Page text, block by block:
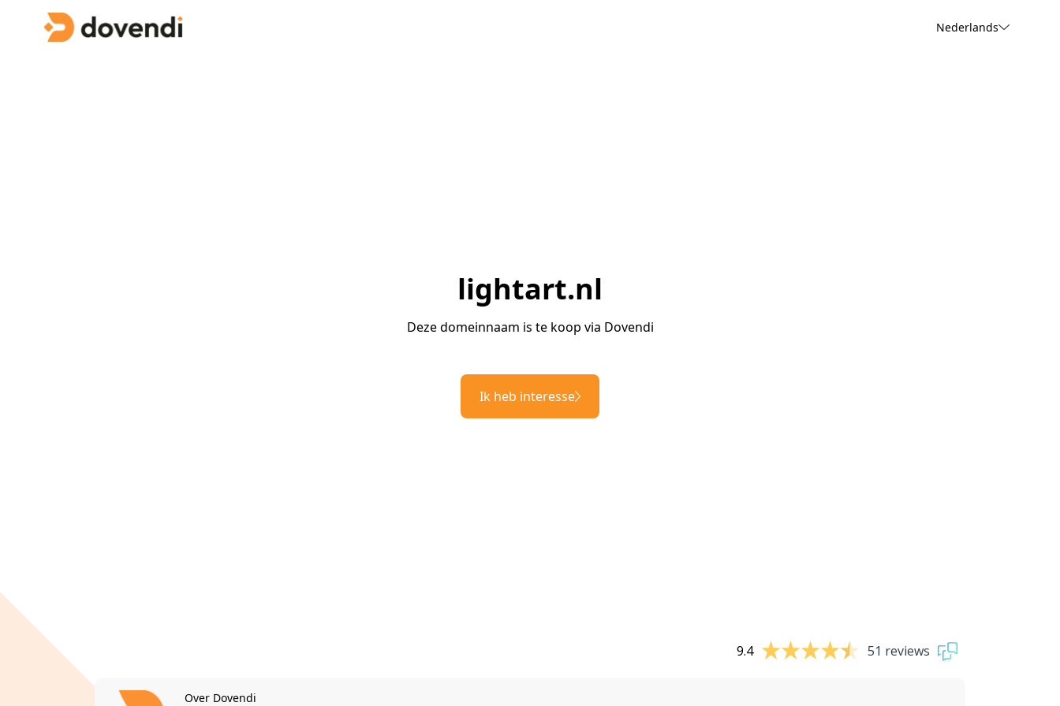
Nederlands
lightart.nl
Deze domeinnaam is te koop via Dovendi
Ik heb interesse
9.4 51 reviews
Over Dovendi